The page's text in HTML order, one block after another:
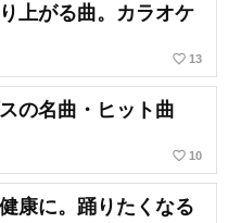
上がる曲。カラオケ
favorite_border 13
の名曲・ヒット曲
favorite_border 10
康に。踊りたくなる